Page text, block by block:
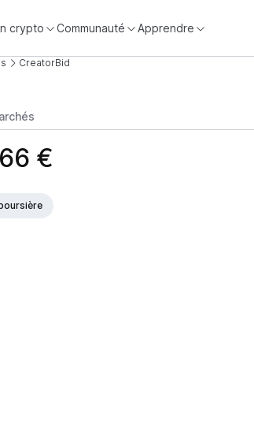
crypto Communauté Apprendre
CreatorBid
€